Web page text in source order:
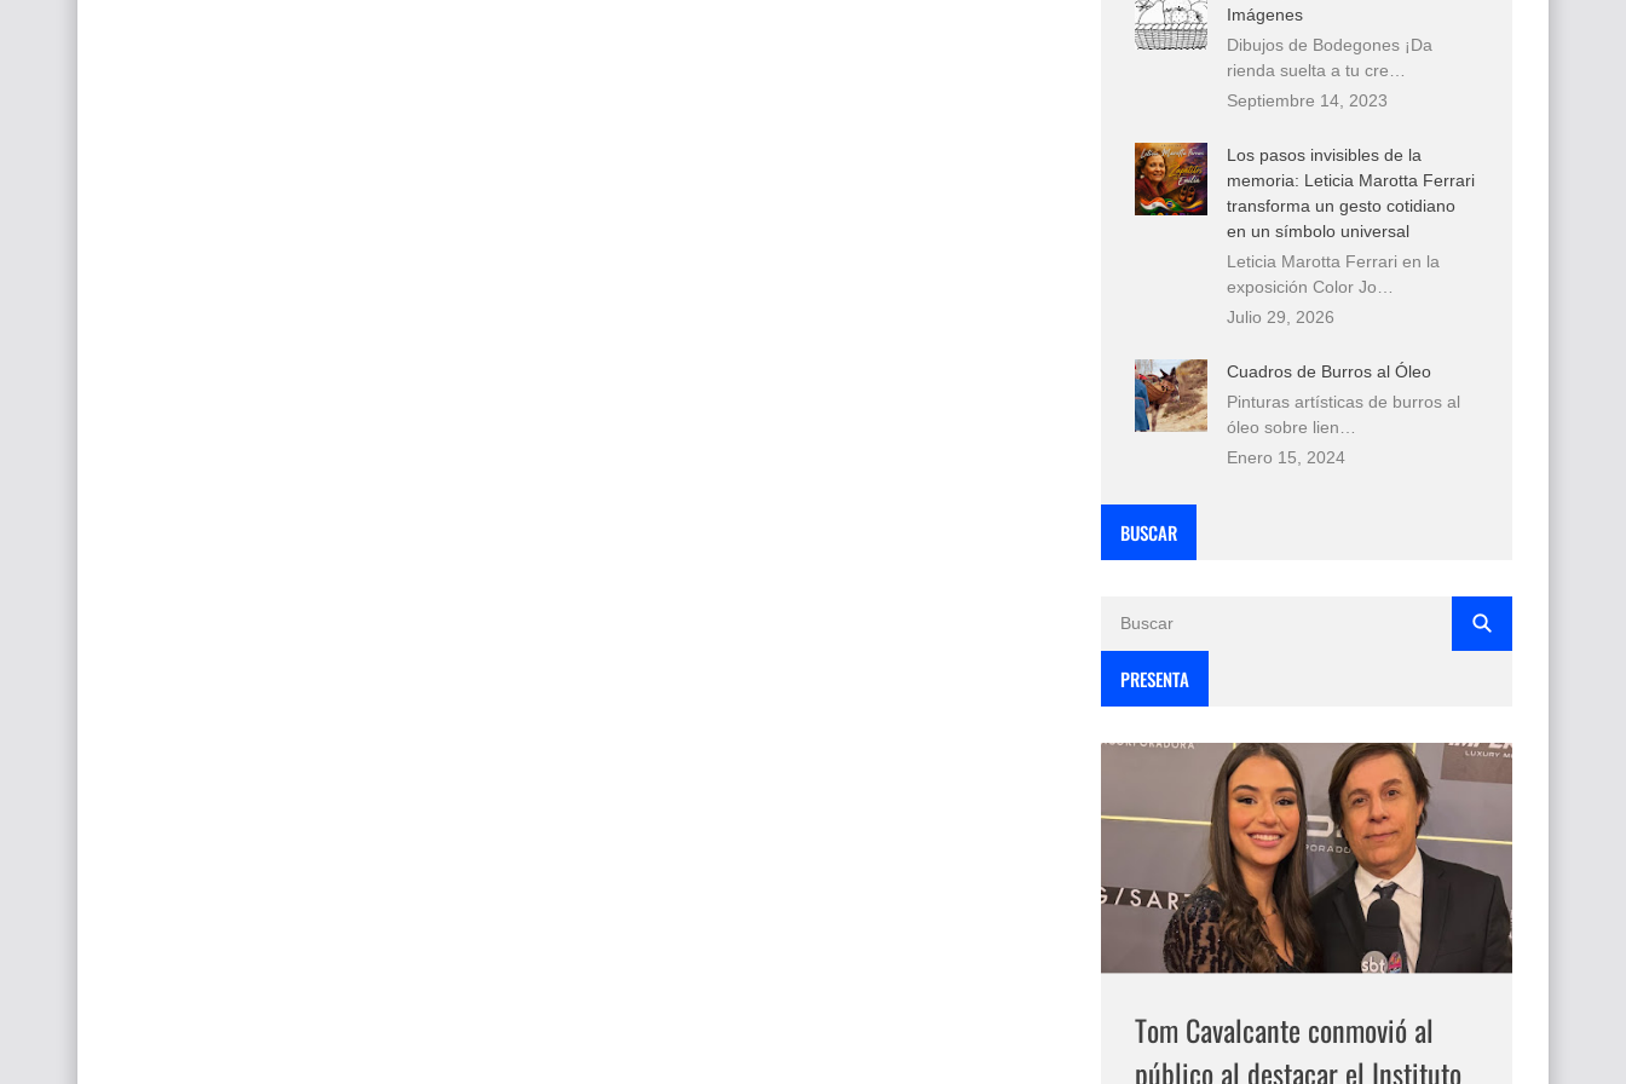
Imágenes
Dibujos de Bodegones ¡Da
rienda suelta a tu cre…
Septiembre 14, 2023
Los pasos invisibles de la
memoria: Leticia Marotta Ferrari
transforma un gesto cotidiano
en un símbolo universal
Leticia Marotta Ferrari en la
exposición Color Jo…
Julio 29, 2026
Cuadros de Burros al Óleo
Pinturas artísticas de burros al
óleo sobre lien…
Enero 15, 2024
BUSCAR
PRESENTA
Tom Cavalcante conmovió al
público al destacar el Instituto